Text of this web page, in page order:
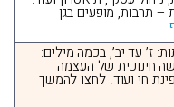
תרבות, מופעים בגן
ז’ עד יב’, בכמה מילים:
חינוכית של העצמה
חי ועוד. לחצו להמשך